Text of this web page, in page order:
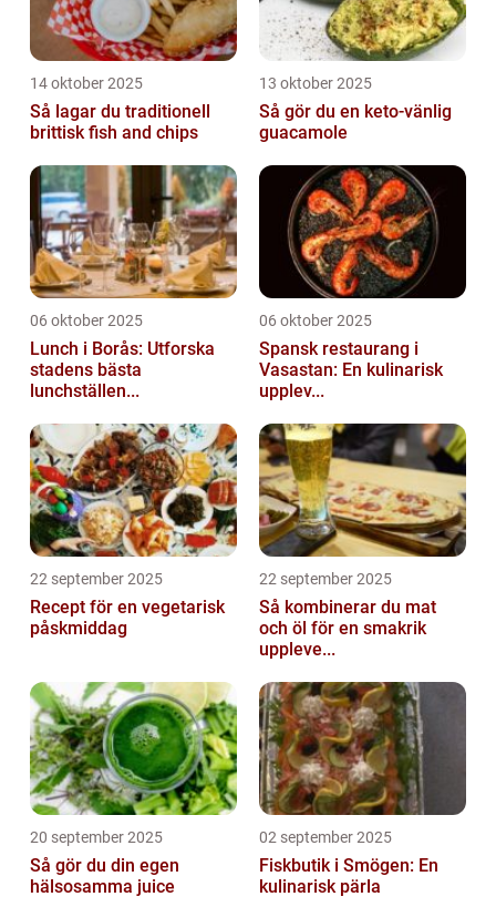
14 oktober 2025
Så lagar du traditionell
brittisk fish and chips
13 oktober 2025
Så gör du en keto-vänlig
guacamole
06 oktober 2025
Lunch i Borås: Utforska
stadens bästa
lunchställen...
06 oktober 2025
Spansk restaurang i
Vasastan: En kulinarisk
upplev...
22 september 2025
Recept för en vegetarisk
påskmiddag
22 september 2025
Så kombinerar du mat
och öl för en smakrik
uppleve...
20 september 2025
Så gör du din egen
hälsosamma juice
02 september 2025
Fiskbutik i Smögen: En
kulinarisk pärla